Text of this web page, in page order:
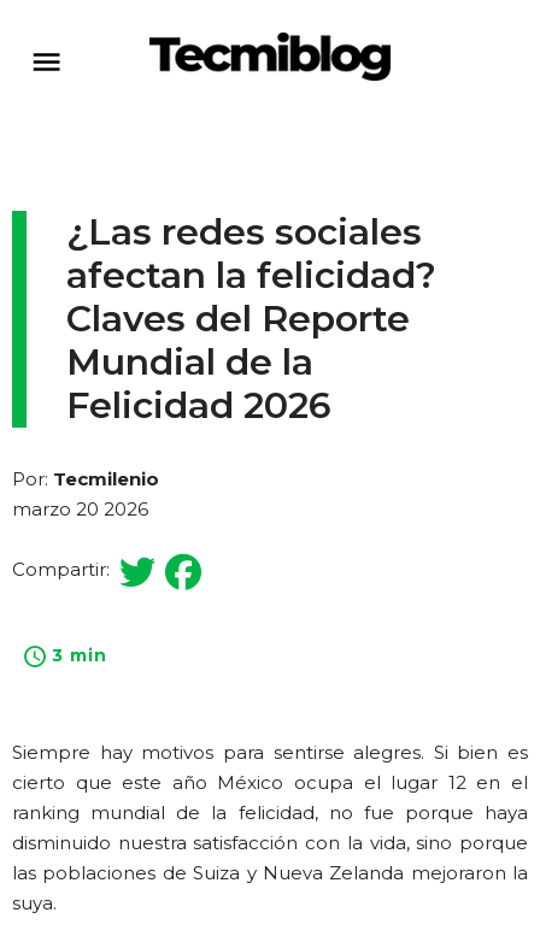
¿Las redes sociales
afectan la felicidad?
Claves del Reporte
Mundial de la
Felicidad 2026
Por: Tecmilenio
marzo 20 2026
Compartir:
3 min
Siempre hay motivos para sentirse alegres. Si bien es
cierto que este año México ocupa el lugar 12 en el
ranking mundial de la felicidad, no fue porque haya
disminuido nuestra satisfacción con la vida, sino porque
las poblaciones de Suiza y Nueva Zelanda mejoraron la
suya.